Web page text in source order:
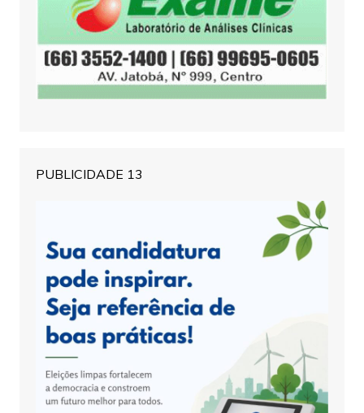
PUBLICIDADE 13